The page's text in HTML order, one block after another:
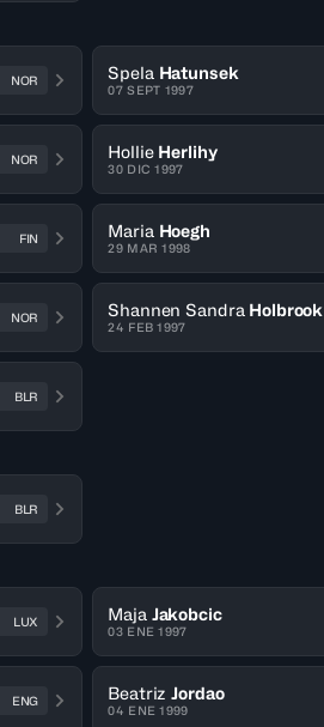
NOR Spela Hatunsek
07 SEPT 1997
NOR Hollie Herlihy
30 DIC 1997
FIN Maria Hoegh
29 MAR 1998
NOR Shannen Sandra Holbrook
24 FEB 1997
BLR
BLR
LUX Maja Jakobcic
03 ENE 1997
ENG Beatriz Jordao
04 ENE 1999